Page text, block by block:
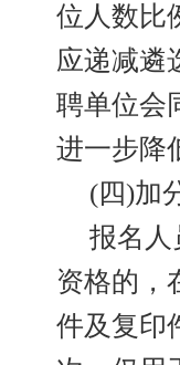
位人数比
应递减遴
聘单位会
进一步降
(四)加
报名人
资格的，
件及复印